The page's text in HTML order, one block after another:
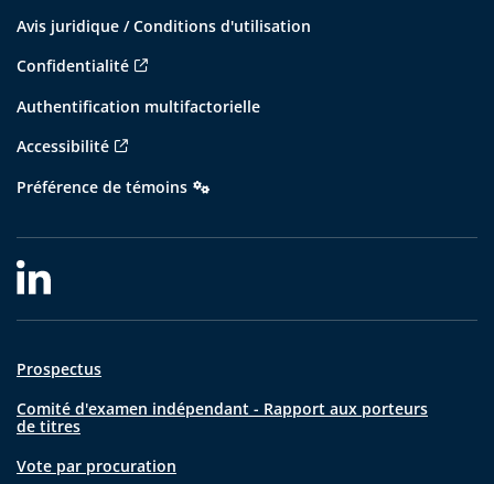
Avis juridique / Conditions d'utilisation
Confidentialité
Authentification multifactorielle
Accessibilité
Préférence de témoins
Prospectus
Comité d'examen indépendant - Rapport aux porteurs
de titres
Vote par procuration